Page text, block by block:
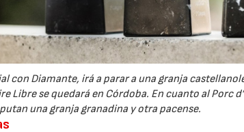
con Diamante, irá a parar a una granja
Libre se quedará en Córdoba. En cuanto al Porc
una granja granadina y otra pacense.